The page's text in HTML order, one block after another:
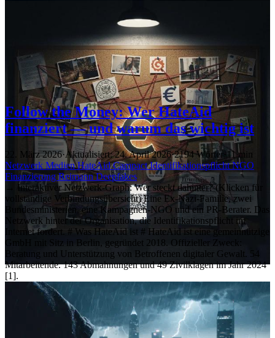
Follow the Money: Wer HateAid
finanziert — und warum das wichtig ist
22. März 2026·Aktualisiert: 24. April 2026·2194 Wörter 11 min
Netzwerk MedienHateAidCampactIdentifikationspflichtNGO
FinanzierungReimannDeepfakes
→ Interaktiver Netzwerk-Graph: Wer steckt dahinter? (Klicken für
vollständige Verbindungsübersicht) Eine Ex-Nazi-Familie, zwei
Bundesministerien, eine Kampagnen-NGO und ein PR-Berater. Das
Netzwerk hinter der Organisation, die Identifikationspflicht im
Internet fordert. # Was HateAid ist # HateAid ist eine gemeinnützige
GmbH mit Sitz in Berlin, gegründet 2018. Offizieller Zweck:
Beratung und Unterstützung von Betroffenen digitaler Gewalt. 54
Mitarbeitende. 143 Abmahnungen und 49 Zivilklagen im Jahr 2024
[1].